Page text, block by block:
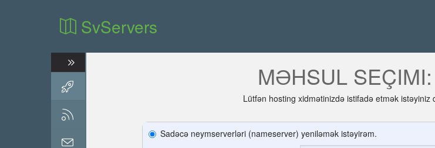
SvServers
MƏHSUL
Lütfən hosting xidmətinizdə istifadə etmək istəyiniz
Sadəcə neymserverləri (nameserver) yeniləmək istəyirəm.